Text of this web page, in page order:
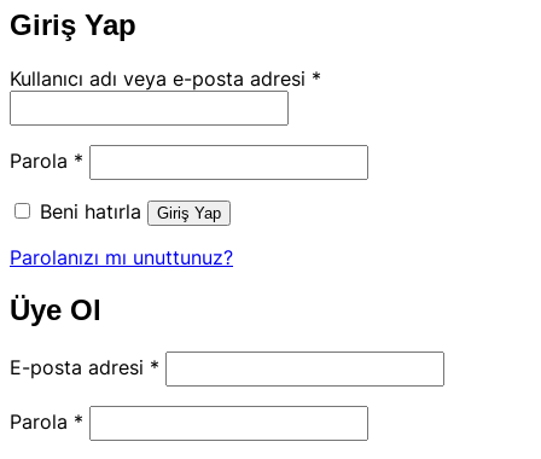
Giriş Yap
Kullanıcı adı veya e-posta adresi *
Parola *
Beni hatırla Giriş Yap
Parolanızı mı unuttunuz?
Üye Ol
E-posta adresi *
Parola *